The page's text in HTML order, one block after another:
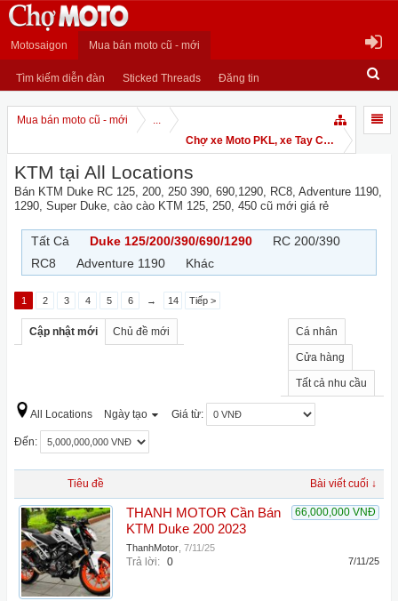
Motosaigon Mua bán moto cũ - mới
Tìm kiếm diễn đàn Sticked Threads Đăng tin
Mua bán moto cũ - mới
...
Chợ xe Moto PKL, xe Tay Côn
KTM tại All Locations
Bán KTM Duke RC 125, 200, 250 390, 690,1290, RC8, Adventure 1190,
1290, Super Duke, cào cào KTM 125, 250, 450 cũ mới giá rẻ
Tất Cả Duke 125/200/390/690/1290
RC 200/390
RC8
Adventure 1190 Khác
1 2 3 4 5 6 → 14 Tiếp >
Cập nhật mới Chủ đề mới Cá nhân
Cửa hàng
Tất cả nhu cầu
All Locations Ngày tạo Giá từ:
Đến:
Tiêu đề Bài viết cuối ↓
66,000,000 VNĐ
THANH MOTOR Cần Bán
KTM Duke 200 2023
ThanhMotor 7/11/25
Trả lời: 0 7/11/25